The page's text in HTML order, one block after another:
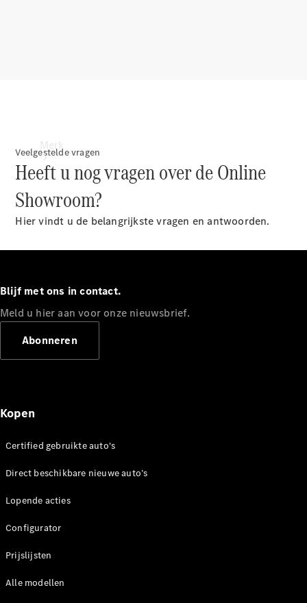
Ontdek ons
nieuws
Over
Mercedes-
Benz
Over ons
opnemen
Benz
Mercedes-
Mercedes-
Veelgestelde vragen
Heeft u nog vragen over de Online
Showroom?
Hier vindt u de belangrijkste vragen en antwoorden.
Blijf met ons in contact.
Meld u hier aan voor onze nieuwsbrief.
Abonneren
Kopen
Certified gebruikte auto's
Direct beschikbare nieuwe auto’s
Lopende acties
Configurator
Prijslijsten
Alle modellen